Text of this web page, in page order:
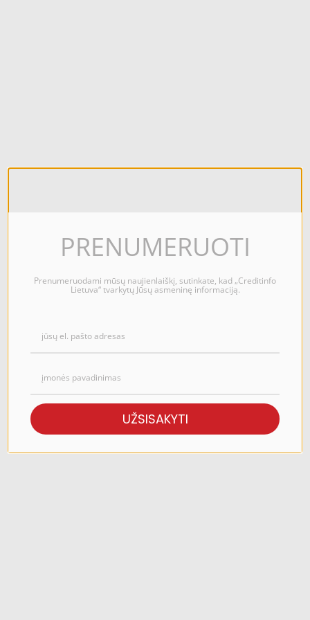
PRENUMERUOTI
Prenumeruodami mūsų naujienlaiškį, sutinkate, kad „Creditinfo
Lietuva“ tvarkytų Jūsų asmeninę informaciją.
UŽSISAKYTI